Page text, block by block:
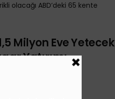
olacağı ABD’deki 65 kente
Milyon Eve Yetecek
Yatırımı